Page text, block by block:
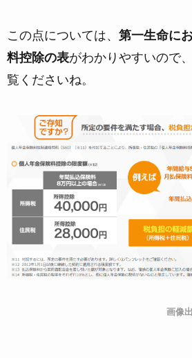
この点については、 第一生命に
料控除の表がわかりやすいので
覧くださいね。
画像